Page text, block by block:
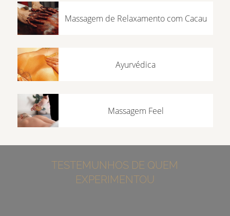
Massagem de Relaxamento com Cacau
Ayurvédica
Massagem Feel
TESTEMUNHOS DE QUEM
EXPERIMENTOU